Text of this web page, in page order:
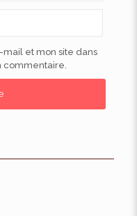
et mon site dans
commentaire.